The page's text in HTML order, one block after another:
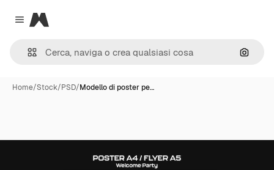
Close menu
Magnific
Cerca
Home/Stock/PSD/Modello di poster pe…